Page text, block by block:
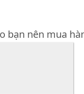
bạn nên mua